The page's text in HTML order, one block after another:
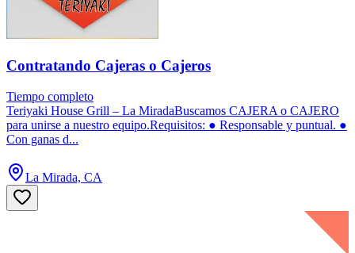
Contratando Cajeras o Cajeros
Tiempo completo
Teriyaki House Grill – La MiradaBuscamos CAJERA o CAJERO
para unirse a nuestro equipo.Requisitos: ● Responsable y puntual. ●
Con ganas d...
La Mirada, CA